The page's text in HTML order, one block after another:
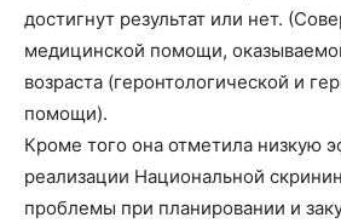
достигнут результат или нет.
медицинской помощи,
возраста (геронтологической и
помощи).
Кроме того она отметила низкую
реализации Национальной
проблемы при планировании и